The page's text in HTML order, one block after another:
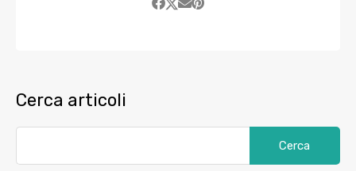
Cerca articoli